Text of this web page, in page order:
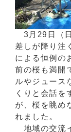
3月29日（日
差しが降り注
による恒例の
前の桜も満開
ルやジュース
くりと会話を
が、桜を眺め
れました。
地域の交流